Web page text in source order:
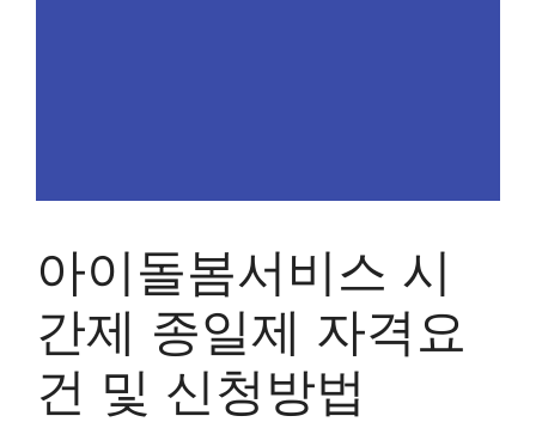
아이돌봄서비스 시
간제 종일제 자격요
건 및 신청방법